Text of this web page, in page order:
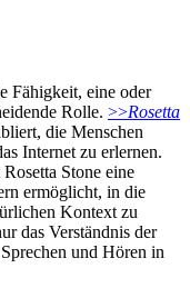
Fähigkeit, eine oder
Rolle. >>Rosetta
die Menschen
Internet zu erlernen.
Stone eine
ermöglicht, in die
Kontext zu
das Verständnis der
und Hören in